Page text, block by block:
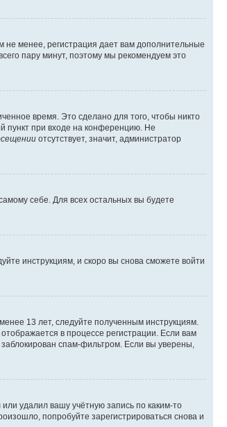
не менее, регистрация дает вам дополнительные
пару минут, поэтому мы рекомендуем это
время. Это сделано для того, чтобы никто
пункт при входе на конференцию. Не
отсутствует, значит, администратор
себе. Для всех остальных вы будете
инструкциям, и скоро вы снова сможете войти
13 лет, следуйте полученным инструкциям.
в процессе регистрации. Если вам
спам-фильтром. Если вы уверены,
удалил вашу учётную запись по каким-то
попробуйте зарегистрироваться снова и